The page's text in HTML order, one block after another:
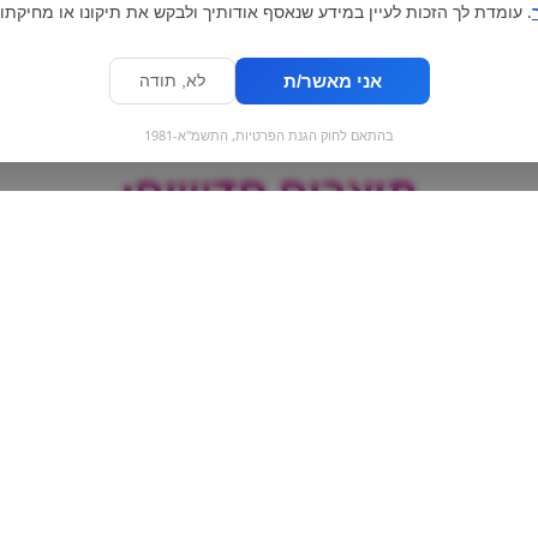
מוצרים חדשים:
. עומדת לך הזכות לעיין במידע שנאסף אודותיך ולבקש את תיקונו או
אני מאשר/ת לא, תודה
בהתאם לחוק הגנת הפרטיות, התשמ"א-1981